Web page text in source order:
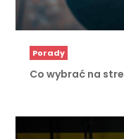
Porady
Co wybrać na